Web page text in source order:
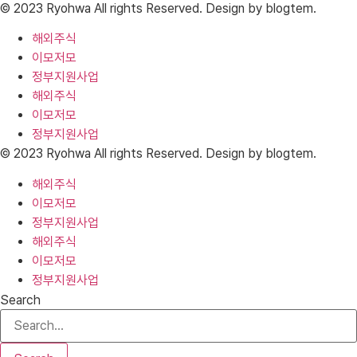
© 2023 Ryohwa All rights Reserved. Design by blogtem.
해외주식
이모저모
정부지원사업
해외주식
이모저모
정부지원사업
© 2023 Ryohwa All rights Reserved. Design by blogtem.
해외주식
이모저모
정부지원사업
해외주식
이모저모
정부지원사업
Search